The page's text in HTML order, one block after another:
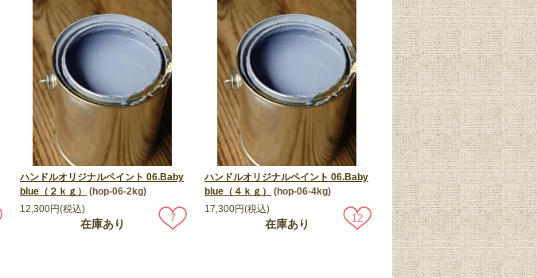
ハンドルオリジナルペイント 06.Baby
blue（２ｋｇ）
(hop-06-2kg)
12,300円(税込)
在庫あり 7
ハンドルオリジナルペイント 06.Baby
blue（４ｋｇ）
(hop-06-4kg)
17,300円(税込)
在庫あり 12